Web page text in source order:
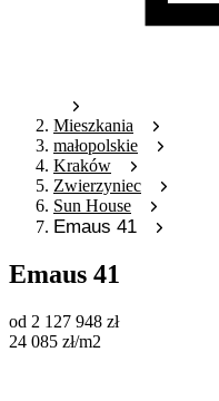
Mieszkania
małopolskie
Kraków
Zwierzyniec
Sun House
Emaus 41
Emaus 41
od 2 127 948 zł
24 085 zł/m2